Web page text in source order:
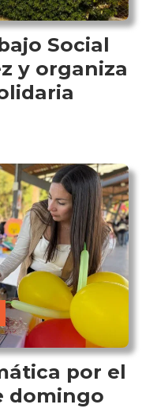
Social
y organiza
por el
domingo